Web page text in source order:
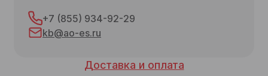
Доставка и оплата
+7 (855) 934-92-29
kb@ao-es.ru